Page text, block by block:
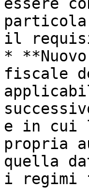
il
*
fiscale
e in cui
propria
quella
i regimi